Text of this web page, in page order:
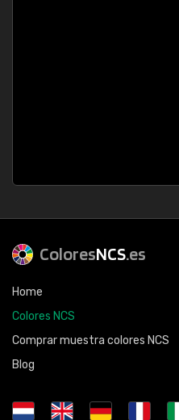
ColoresNCS.es
Home
Colores NCS
Comprar muestra colores NCS
Blog